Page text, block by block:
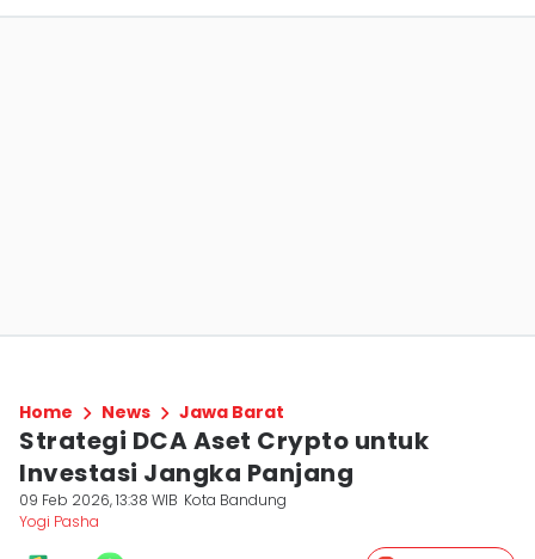
Home News Jawa Barat
Strategi DCA Aset Crypto untuk
Investasi Jangka Panjang
09 Feb 2026, 13:38 WIB Kota Bandung
Yogi Pasha